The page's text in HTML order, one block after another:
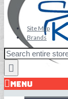
Site Map
Brands
MENU